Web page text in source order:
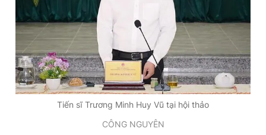
Tiến sĩ Trương Minh Huy Vũ tại hội thảo
CÔNG NGUYÊN